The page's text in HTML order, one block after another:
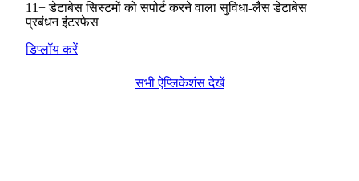
11+ डेटाबेस सिस्टमों को सपोर्ट करने वाला सुविधा-लैस डेटाबेस
प्रबंधन इंटरफेस
डिप्लॉय करें
सभी ऐप्लिकेशंस देखें